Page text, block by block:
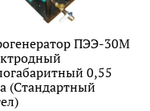
ПЭЭ-30М
0,55
(Стандартный